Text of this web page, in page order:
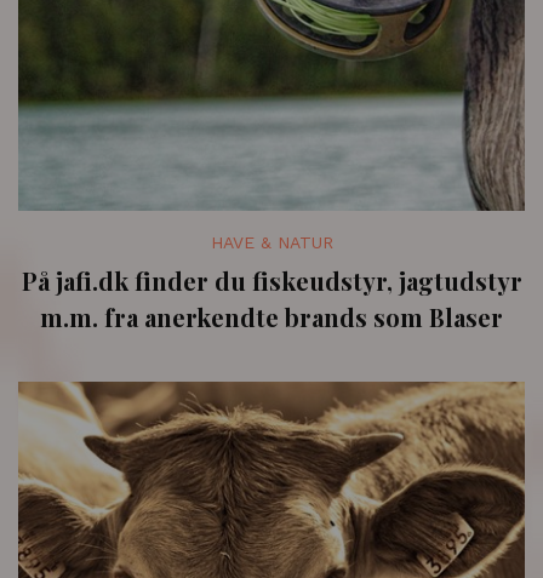
HAVE & NATUR
På jafi.dk finder du fiskeudstyr, jagtudstyr
m.m. fra anerkendte brands som Blaser